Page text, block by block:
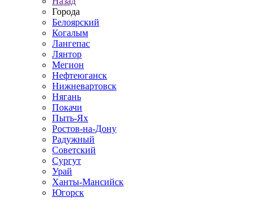
Города
Белоярский
Когалым
Лангепас
Лянтор
Мегион
Нефтеюганск
Нижневартовск
Нягань
Покачи
Пыть-Ях
Рoстов-на-Дону
Радужный
Советский
Сургут
Урай
Ханты-Мансийск
Югорск